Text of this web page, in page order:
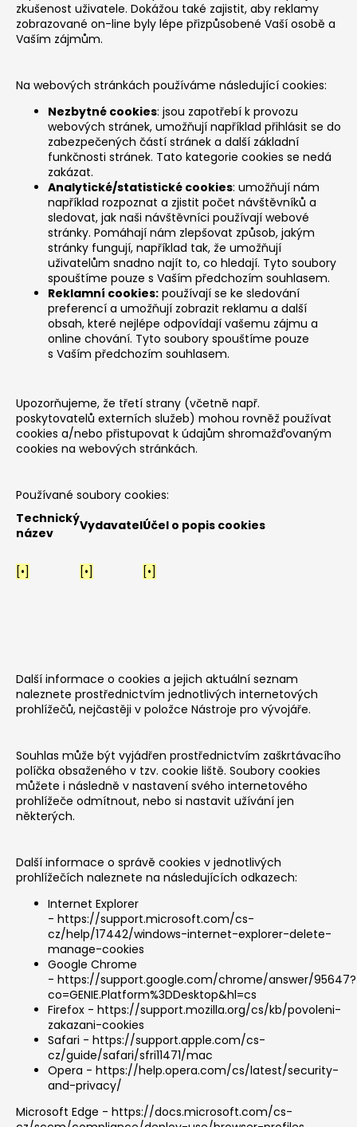
zkušenost uživatele. Dokážou také zajistit, aby reklamy
zobrazované on-line byly lépe přizpůsobené Vaší osobě a
Vaším zájmům.
Na webových stránkách používáme následující cookies:
Nezbytné cookies: jsou zapotřebí k provozu
webových stránek, umožňují například přihlásit se do
zabezpečených částí stránek a další základní
funkčnosti stránek. Tato kategorie cookies se nedá
zakázat.
Analytické/statistické cookies: umožňují nám
například rozpoznat a zjistit počet návštěvníků a
sledovat, jak naši návštěvníci používají webové
stránky. Pomáhají nám zlepšovat způsob, jakým
stránky fungují, například tak, že umožňují
uživatelům snadno najít to, co hledají. Tyto soubory
spouštíme pouze s Vaším předchozím souhlasem.
Reklamní cookies: používají se ke sledování
preferencí a umožňují zobrazit reklamu a další
obsah, které nejlépe odpovídají vašemu zájmu a
online chování. Tyto soubory spouštíme pouze
s Vaším předchozím souhlasem.
Upozorňujeme, že třetí strany (včetně např.
poskytovatelů externích služeb) mohou rovněž používat
cookies a/nebo přistupovat k údajům shromažďovaným
cookies na webových stránkách.
Používané soubory cookies:
Technický
název
VydavatelÚčel o popis cookies
[•] [•] [•]
Další informace o cookies a jejich aktuální seznam
naleznete prostřednictvím jednotlivých internetových
prohlížečů, nejčastěji v položce Nástroje pro vývojáře.
Souhlas může být vyjádřen prostřednictvím zaškrtávacího
políčka obsaženého v tzv. cookie liště. Soubory cookies
můžete i následně v nastavení svého internetového
prohlížeče odmítnout, nebo si nastavit užívání jen
některých.
Další informace o správě cookies v jednotlivých
prohlížečích naleznete na následujících odkazech:
Internet Explorer
- https://support.microsoft.com/cs-
cz/help/17442/windows-internet-explorer-delete-
manage-cookies
Google Chrome
- https://support.google.com/chrome/answer/95647?
co=GENIE.Platform%3DDesktop&hl=cs
Firefox - https://support.mozilla.org/cs/kb/povoleni-
zakazani-cookies
Safari - https://support.apple.com/cs-
cz/guide/safari/sfri11471/mac
Opera - https://help.opera.com/cs/latest/security-
and-privacy/
Microsoft Edge - https://docs.microsoft.com/cs-